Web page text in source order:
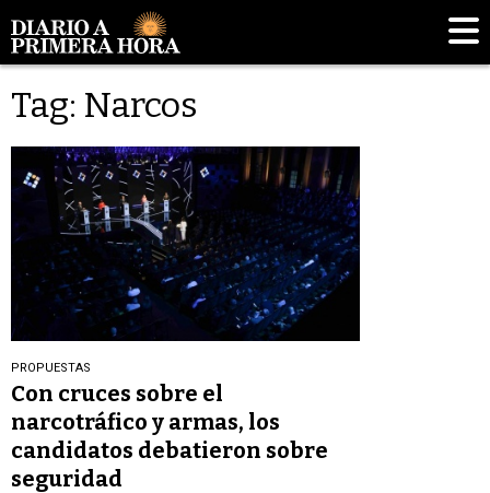
Tag: Narcos
PROPUESTAS
Con cruces sobre el
narcotráfico y armas, los
candidatos debatieron sobre
seguridad